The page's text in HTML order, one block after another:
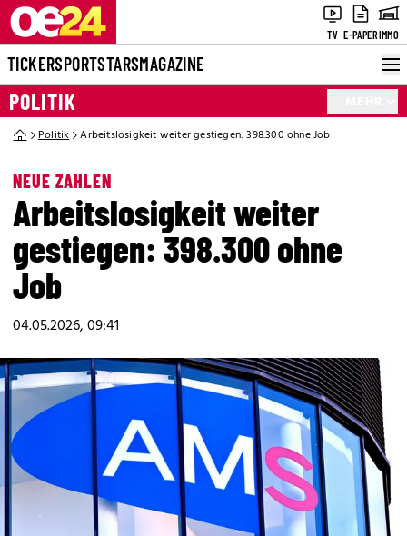
TV E-PAPERIMMO
TICKERSPORTSTARSMAGAZINE
POLITIK
Politik Arbeitslosigkeit weiter gestiegen: 398.300 ohne Job
NEUE ZAHLEN
Arbeitslosigkeit weiter
gestiegen: 398.300 ohne
Job
04.05.2026, 09:41